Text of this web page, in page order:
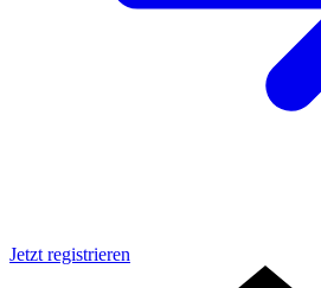
Jetzt registrieren